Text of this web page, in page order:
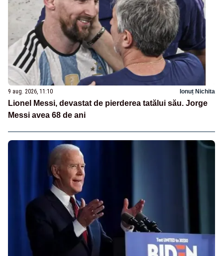
9 aug. 2026, 11:10 Ionuț Nichita
Lionel Messi, devastat de pierderea tatălui său. Jorge
Messi avea 68 de ani